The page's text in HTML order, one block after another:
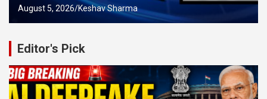
August 5, 2026 Keshav Sharma
Editor's Pick